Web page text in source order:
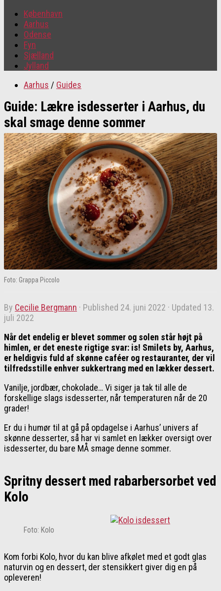
København
Aarhus
Odense
Fyn
Sjælland
Jylland
Aarhus / Guides
Guide: Lækre isdesserter i Aarhus, du
skal smage denne sommer
Foto: Grappa Piccolo
by Cecilie Bergmann · Published 24. juni 2022 · Updated 13.
juli 2022
Når det endelig er blevet sommer og solen står højt på
himlen, er det eneste rigtige svar: is! Smilets by, Aarhus,
er heldigvis fuld af skønne caféer og restauranter, der vil
tilfredsstille enhver sukkertrang med en lækker dessert.
Vanilje, jordbær, chokolade… Vi siger ja tak til alle de
forskellige slags isdesserter, når temperaturen når de 20
grader!
Er du i humør til at gå på opdagelse i Aarhus’ univers af
skønne desserter, så har vi samlet en lækker oversigt over
isdesserter, du bare MÅ smage denne sommer.
Spritny dessert med rabarbersorbet ved
Kolo
Foto: Kolo
Kom forbi Kolo, hvor du kan blive afkølet med et godt glas
naturvin og en dessert, der stensikkert giver dig en på
opleveren!